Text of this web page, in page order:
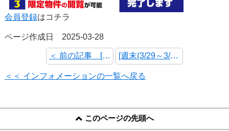
会員登録はコチラ
ページ作成日 2025-03-28
＜ 前の記事 [週末(4/5～4/6)のＷＥＢチラシを更新しました！] [週末(3/29～3/30)のＷＥＢチラシを更新しました！] 次の記事 ＞
＜＜ インフォメーションの一覧へ戻る
このページの先頭へ